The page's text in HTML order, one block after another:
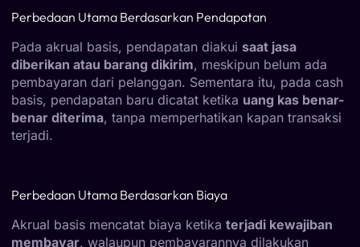
Perbedaan Utama Berdasarkan Pendapatan
Pada akrual basis, pendapatan diakui saat jasa
diberikan atau barang dikirim, meskipun belum ada
pembayaran dari pelanggan. Sementara itu, pada cash
basis, pendapatan baru dicatat ketika uang kas benar-
benar diterima, tanpa memperhatikan kapan transaksi
terjadi.
Perbedaan Utama Berdasarkan Biaya
Akrual basis mencatat biaya ketika terjadi kewajiban
membayar, walaupun pembayarannya dilakukan